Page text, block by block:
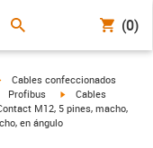
(0)
igus-icon-arrow-right
Cables confeccionados
igus-icon-arrow-right
Profibus igus-icon-arrow-
Cables
M12, 5 pines, macho,
en ángulo